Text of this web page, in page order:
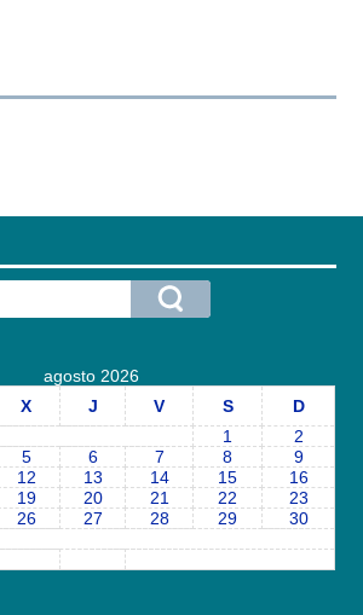
agosto 2026
X J V S D
1
2
5 6 7 8
9
12 13 14 15
16
19 20 21 22
23
26 27 28 29
30